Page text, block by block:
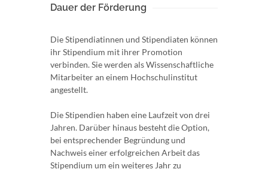
Dauer der Förderung
Die Stipendiatinnen und Stipendiaten können
ihr Stipendium mit ihrer Promotion
verbinden. Sie werden als Wissenschaftliche
Mitarbeiter an einem Hochschulinstitut
angestellt.
Die Stipendien haben eine Laufzeit von drei
Jahren. Darüber hinaus besteht die Option,
bei entsprechender Begründung und
Nachweis einer erfolgreichen Arbeit das
Stipendium um ein weiteres Jahr zu